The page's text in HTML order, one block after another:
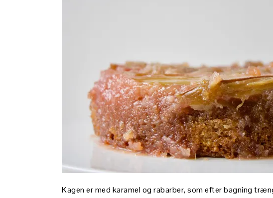
Kagen er med karamel og rabarber, som efter bagning